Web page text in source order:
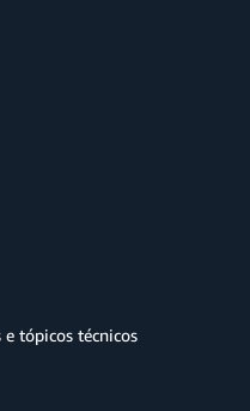
tópicos técnicos